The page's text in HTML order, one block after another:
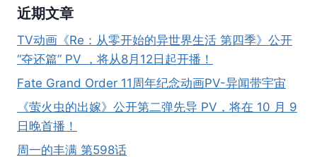
近期文章
TV动画《Re：从零开始的异世界生活 第四季》公开
“夺还篇” PV ，将从8月12日起开播！
Fate Grand Order 11周年纪念动画PV-异闻带宇宙
《萤火虫的出嫁》公开第二弹先导 PV，将在 10 月 9
日晚首播！
周一的丰满 第598话